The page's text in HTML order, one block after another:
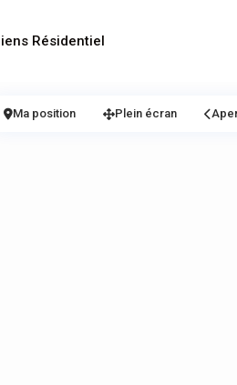
Résidentiel
Ma position Plein écran